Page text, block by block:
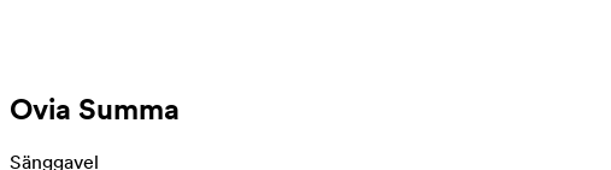
Ovia Summa
Sänggavel